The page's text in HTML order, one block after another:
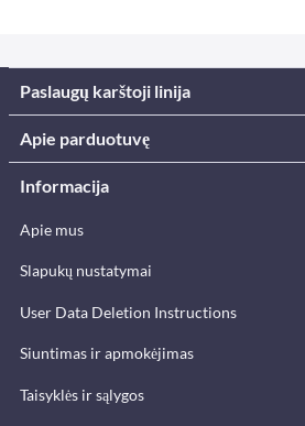
Paslaugų karštoji linija
Apie parduotuvę
Informacija
Apie mus
Slapukų nustatymai
User Data Deletion Instructions
Siuntimas ir apmokėjimas
Taisyklės ir sąlygos